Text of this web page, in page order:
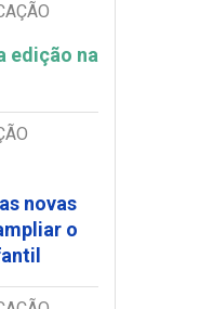
edição na
novas
o